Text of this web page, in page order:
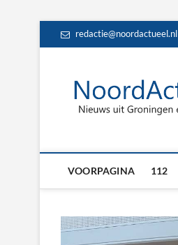
redactie@noordactueel.nl
VOORPAGINA 112